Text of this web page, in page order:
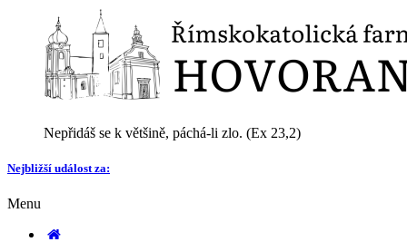
Nepřidáš se k většině, páchá-li zlo. (Ex 23,2)
Nejbližší událost za:
Menu